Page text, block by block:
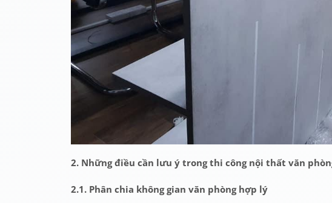
2. Những điều cần lưu ý trong thi công nội thất văn
2.1. Phân chia không gian văn phòng hợp lý